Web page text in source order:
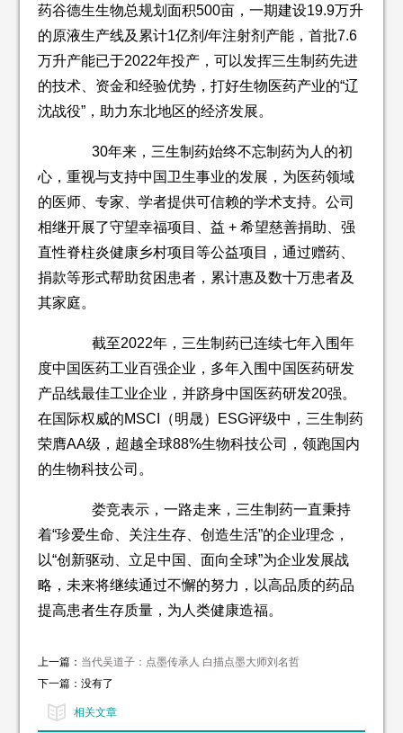
药谷德生生物总规划面积500亩，一期建设19.9万升
的原液生产线及累计1亿剂/年注射剂产能，首批7.6
万升产能已于2022年投产，可以发挥三生制药先进
的技术、资金和经验优势，打好生物医药产业的“辽
沈战役”，助力东北地区的经济发展。
30年来，三生制药始终不忘制药为人的初
心，重视与支持中国卫生事业的发展，为医药领域
的医师、专家、学者提供可信赖的学术支持。公司
相继开展了守望幸福项目、益 + 希望慈善捐助、强
直性脊柱炎健康乡村项目等公益项目，通过赠药、
捐款等形式帮助贫困患者，累计惠及数十万患者及
其家庭。
截至2022年，三生制药已连续七年入围年
度中国医药工业百强企业，多年入围中国医药研发
产品线最佳工业企业，并跻身中国医药研发20强。
在国际权威的MSCI（明晟）ESG评级中，三生制药
荣膺AA级，超越全球88%生物科技公司，领跑国内
的生物科技公司。
娄竞表示，一路走来，三生制药一直秉持
着“珍爱生命、关注生存、创造生活”的企业理念，
以“创新驱动、立足中国、面向全球”为企业发展战
略，未来将继续通过不懈的努力，以高品质的药品
提高患者生存质量，为人类健康造福。
上一篇： 当代吴道子：点墨传承人 白描点墨大师刘名哲
下一篇：没有了
相关文章